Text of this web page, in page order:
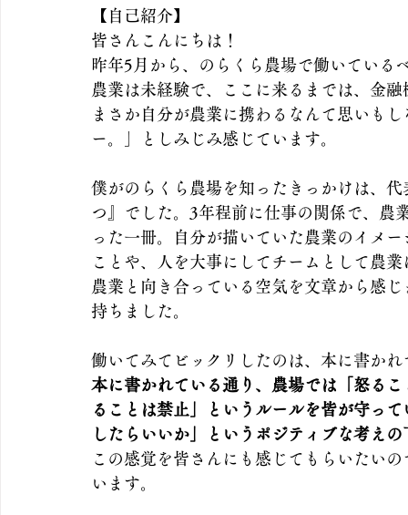
【自己紹介】
皆さんこんにちは！
昨年5月から、のらくら農場で働いている
農業は未経験で、ここに来るまでは、金
まさか自分が農業に携わるなんて思いも
ー。」としみじみ感じています。
僕がのらくら農場を知ったきっかけは、
つ』でした。3年程前に仕事の関係で、農
った一冊。自分が描いていた農業のイメ
ことや、人を大事にしてチームとして農
農業と向き合っている空気を文章から感
持ちました。
働いてみてビックリしたのは、本に書か
本に書かれている通り、農場では「怒る
ることは禁止」というルールを皆が守っ
したらいいか」というポジティブな考え
この感覚を皆さんにも感じてもらいたい
います。